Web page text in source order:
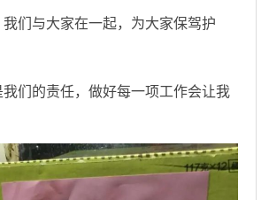
们与大家在一起，为大家保驾护
们的责任，做好每一项工作会让我